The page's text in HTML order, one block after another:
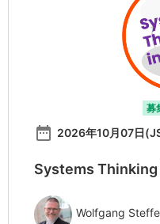
募
date_range 2026年10月07日
Systems
Wolfgang